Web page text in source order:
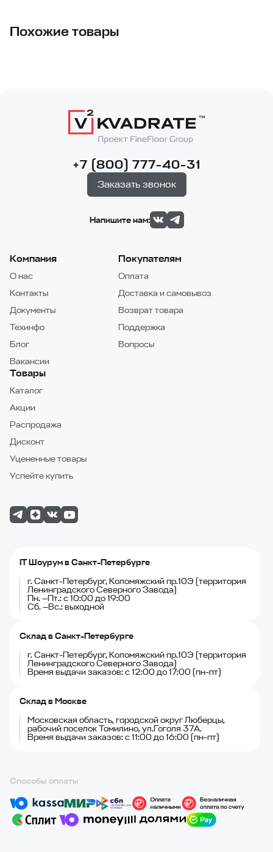
Похожие товары
+7 (800) 777-40-31
Заказать звонок
Напишите нам:
Компания
О нас
Контакты
Документы
Техинфо
Блог
Вакансии
Покупателям
Оплата
Доставка и самовывоз
Возврат товара
Поддержка
Вопросы
Товары
Каталог
Акции
Распродажа
Дисконт
Уцененные товары
Успейте купить
IT Шоурум в Санкт-Петербурге
г. Санкт-Петербург, Коломяжский пр.10Э (территория
Ленинградского Северного Завода)
Пн. —Пт.: с 10:00 до 19:00
Сб. —Вс.: выходной
Склад в Санкт-Петербурге
г. Санкт-Петербург, Коломяжский пр.10Э (территория
Ленинградского Северного Завода)
Время выдачи заказов: с 12:00 до 17:00 (пн-пт)
Склад в Москве
Московская область, городской округ Люберцы,
рабочий поселок Томилино, ул.Гоголя 37А.
Время выдачи заказов: с 11:00 до 16:00 (пн-пт)
Способы оплаты